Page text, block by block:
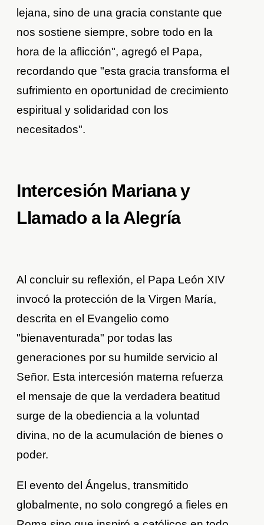
lejana, sino de una gracia constante que
nos sostiene siempre, sobre todo en la
hora de la aflicción", agregó el Papa,
recordando que "esta gracia transforma el
sufrimiento en oportunidad de crecimiento
espiritual y solidaridad con los
necesitados".
Intercesión Mariana y
Llamado a la Alegría
Al concluir su reflexión, el Papa León XIV
invocó la protección de la Virgen María,
descrita en el Evangelio como
"bienaventurada" por todas las
generaciones por su humilde servicio al
Señor. Esta intercesión materna refuerza
el mensaje de que la verdadera beatitud
surge de la obediencia a la voluntad
divina, no de la acumulación de bienes o
poder.
El evento del Ángelus, transmitido
globalmente, no solo congregó a fieles en